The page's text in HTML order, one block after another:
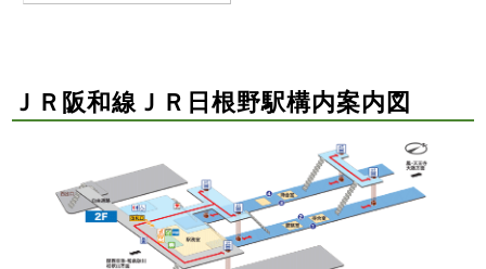
ＪＲ阪和線ＪＲ日根野駅構内案内図